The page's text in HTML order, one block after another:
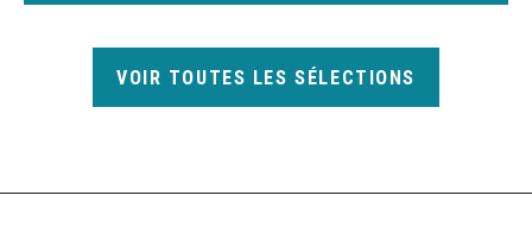
VOIR TOUTES LES SÉLECTIONS